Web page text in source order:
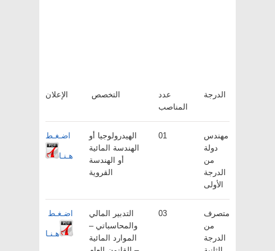
الإعلان التخصص
عدد
المناصب
الدرجة
اضـغـط
هـنـا
الهيدرولوجيا أو
الهندسة المائية
أو الهندسة
القروية
01
مهندس
دولة
من
الدرجة
الأولى
اضـغـط
هـنـا
التدبير المالي
والمحاسباتي –
الموارد المائية
03
متصرف
من
الدرجة